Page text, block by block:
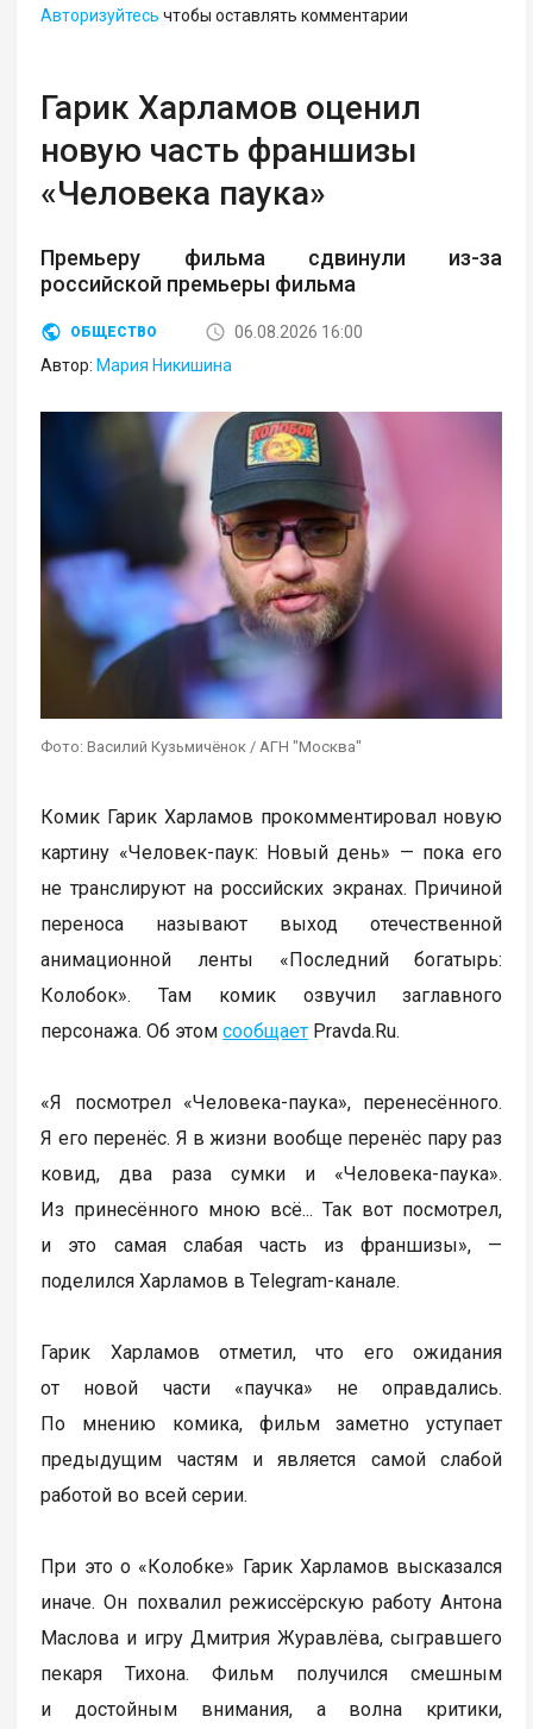
Авторизуйтесь чтобы оставлять комментарии
Гарик Харламов оценил
новую часть франшизы
«Человека паука»
Премьеру фильма сдвинули из-за
российской премьеры фильма
ОБЩЕСТВО
06.08.2026 16:00
Автор: Мария Никишина
Фото: Василий Кузьмичёнок / АГН "Москва"
Комик Гарик Харламов прокомментировал новую
картину «Человек-паук: Новый день» — пока его
не транслируют на российских экранах. Причиной
переноса называют выход отечественной
анимационной ленты «Последний богатырь:
Колобок». Там комик озвучил заглавного
персонажа. Об этомсообщает Pravda.Ru.
«Я посмотрел «Человека-паука», перенесённого.
Я его перенёс. Я в жизни вообще перенёс пару раз
ковид, два раза сумки и «Человека-паука».
Из принесённого мною всё... Так вот посмотрел,
и это самая слабая часть из франшизы», —
поделился Харламов в Telegram-канале.
Гарик Харламов отметил, что его ожидания
от новой части «паучка» не оправдались.
По мнению комика, фильм заметно уступает
предыдущим частям и является самой слабой
работой во всей серии.
При это о «Колобке» Гарик Харламов высказался
иначе. Он похвалил режиссёрскую работу Антона
Маслова и игру Дмитрия Журавлёва, сыгравшего
пекаря Тихона. Фильм получился смешным
и достойным внимания, а волна критики,